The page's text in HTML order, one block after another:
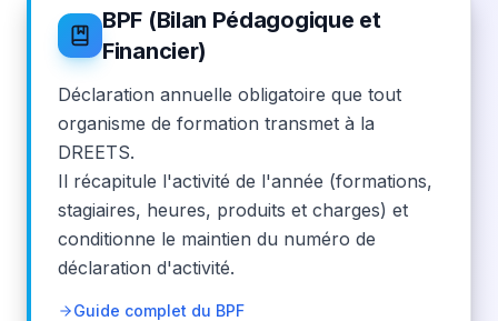
BPF (Bilan Pédagogique et
Financier)
Déclaration annuelle obligatoire que tout
organisme de formation transmet à la
DREETS.
Il récapitule l'activité de l'année (formations,
stagiaires, heures, produits et charges) et
conditionne le maintien du numéro de
déclaration d'activité.
Guide complet du BPF